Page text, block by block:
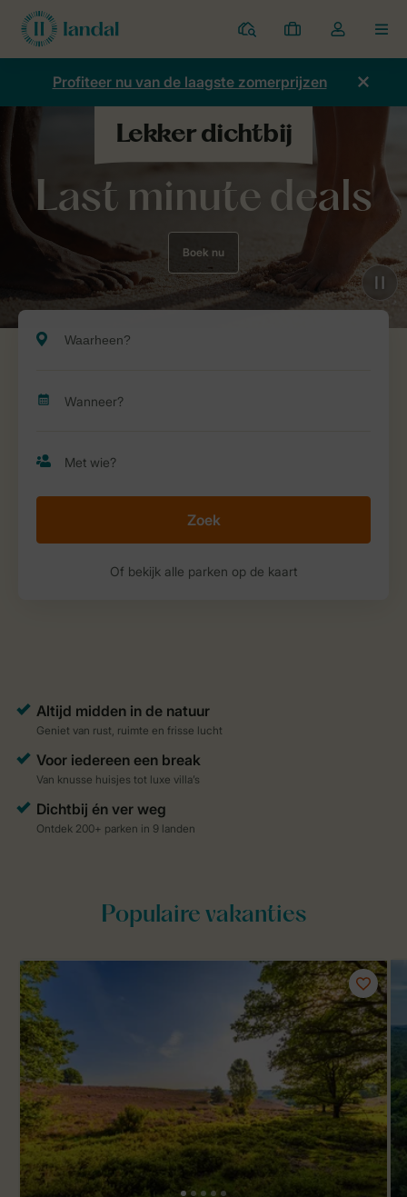
Parken
Mijn
boekingen
Open
de
dropdown
Profiteer nu van de laagste zomerprijzen
Last minute deals
Boek nu
Zoek
Of bekijk alle parken op de kaart